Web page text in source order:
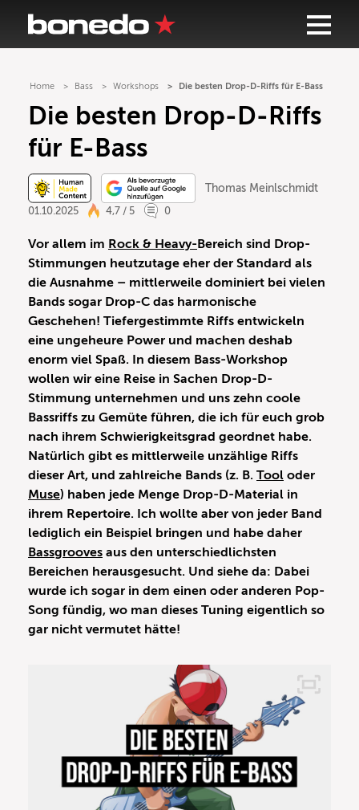
Home Bass Workshops Die besten Drop-D-Riffs für E-Bass
Die besten Drop-D-Riffs
für E-Bass
Thomas Meinlschmidt
01.10.2025
4,7 / 5 0
Vor allem im Rock & Heavy-Bereich sind Drop-
Stimmungen heutzutage eher der Standard als
die Ausnahme – mittlerweile dominiert bei vielen
Bands sogar Drop-C das harmonische
Geschehen! Tiefergestimmte Riffs entwickeln
eine ungeheure Power und machen deshab
enorm viel Spaß. In diesem Bass-Workshop
wollen wir eine Reise in Sachen Drop-D-
Stimmung unternehmen und uns zehn coole
Bassriffs zu Gemüte führen, die ich für euch grob
nach ihrem Schwierigkeitsgrad geordnet habe.
Natürlich gibt es mittlerweile unzählige Riffs
dieser Art, und zahlreiche Bands (z. B. Tool oder
Muse) haben jede Menge Drop-D-Material in
ihrem Repertoire. Ich wollte aber von jeder Band
lediglich ein Beispiel bringen und habe daher
Bassgrooves aus den unterschiedlichsten
Bereichen herausgesucht. Und siehe da: Dabei
wurde ich sogar in dem einen oder anderen Pop-
Song fündig, wo man dieses Tuning eigentlich so
gar nicht vermutet hätte!